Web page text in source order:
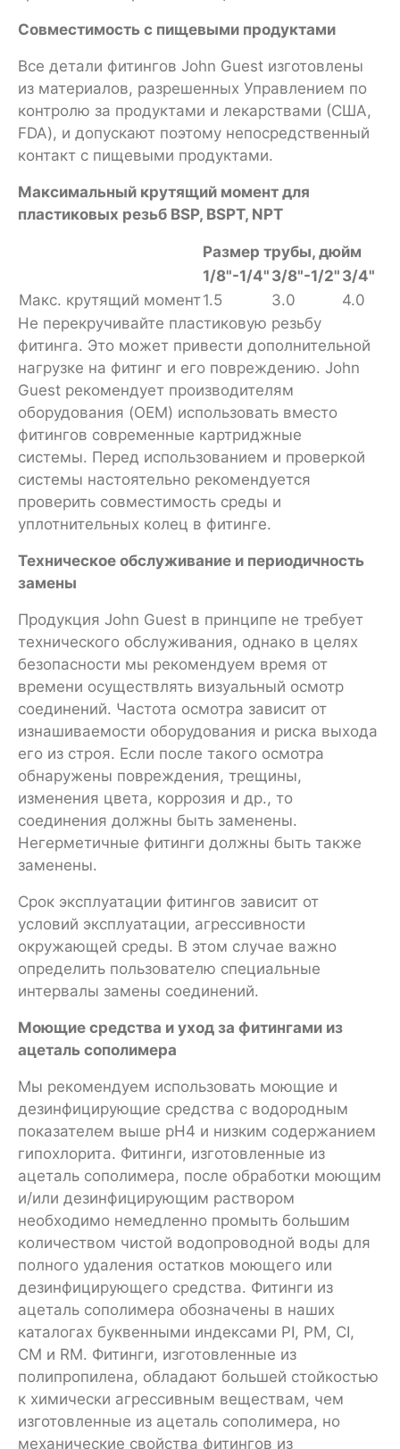
Совместимость с пищевыми продуктами
Все детали фитингов John Guest изготовлены
из материалов, разрешенных Управлением по
контролю за продуктами и лекарствами (США,
FDA), и допускают поэтому непосредственный
контакт с пищевыми продуктами.
Максимальный крутящий момент для
пластиковых резьб BSP, BSPT, NPT
Размер трубы, дюйм
1/8"-1/4" 3/8"-1/2" 3/4"
Макс. крутящий момент1.5 3.0
4.0
Не перекручивайте пластиковую резьбу
фитинга. Это может привести дополнительной
нагрузке на фитинг и его повреждению. John
Guest рекомендует производителям
оборудования (OEM) использовать вместо
фитингов современные картриджные
системы. Перед использованием и проверкой
системы настоятельно рекомендуется
проверить совместимость среды и
уплотнительных колец в фитинге.
Техническое обслуживание и периодичность
замены
Продукция John Guest в принципе не требует
технического обслуживания, однако в целях
безопасности мы рекомендуем время от
времени осуществлять визуальный осмотр
соединений. Частота осмотра зависит от
изнашиваемости оборудования и риска выхода
его из строя. Если после такого осмотра
обнаружены повреждения, трещины,
изменения цвета, коррозия и др., то
соединения должны быть заменены.
Негерметичные фитинги должны быть также
заменены.
Срок эксплуатации фитингов зависит от
условий эксплуатации, агрессивности
окружающей среды. В этом случае важно
определить пользователю специальные
интервалы замены соединений.
Моющие средства и уход за фитингами из
ацеталь сополимера
Мы рекомендуем использовать моющие и
дезинфицирующие средства с водородным
показателем выше pH4 и низким содержанием
гипохлорита. Фитинги, изготовленные из
ацеталь сополимера, после обработки моющим
и/или дезинфицирующим раствором
необходимо немедленно промыть большим
количеством чистой водопроводной воды для
полного удаления остатков моющего или
дезинфицирующего средства. Фитинги из
ацеталь сополимера обозначены в наших
каталогах буквенными индексами PI, PM, CI,
CM и RM. Фитинги, изготовленные из
полипропилена, обладают большей стойкостью
к химически агрессивным веществам, чем
изготовленные из ацеталь сополимера, но
механические свойства фитингов из